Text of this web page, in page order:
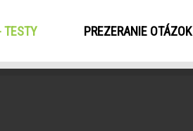
TESTY (CURRENT)PREZERANIE OTÁZOK